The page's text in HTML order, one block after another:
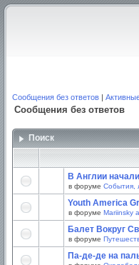
Сообщения без ответов |
Сообщения без ответов
Поиск
В Англии
в форуме События,
Youth America
в форуме Mariinsky
Балет Вокруг
в форуме
Па-де-де на